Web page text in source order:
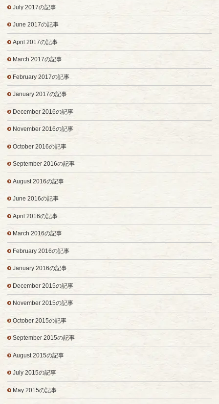
July 2017の記事
June 2017の記事
April 2017の記事
March 2017の記事
February 2017の記事
January 2017の記事
December 2016の記事
November 2016の記事
October 2016の記事
September 2016の記事
August 2016の記事
June 2016の記事
April 2016の記事
March 2016の記事
February 2016の記事
January 2016の記事
December 2015の記事
November 2015の記事
October 2015の記事
September 2015の記事
August 2015の記事
July 2015の記事
May 2015の記事